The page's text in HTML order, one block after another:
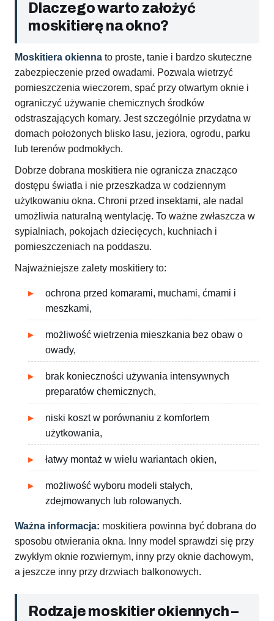
Dlaczego warto założyć
moskitierę na okno?
Moskitiera okienna to proste, tanie i bardzo skuteczne
zabezpieczenie przed owadami. Pozwala wietrzyć
pomieszczenia wieczorem, spać przy otwartym oknie i
ograniczyć używanie chemicznych środków
odstraszających komary. Jest szczególnie przydatna w
domach położonych blisko lasu, jeziora, ogrodu, parku
lub terenów podmokłych.
Dobrze dobrana moskitiera nie ogranicza znacząco
dostępu światła i nie przeszkadza w codziennym
użytkowaniu okna. Chroni przed insektami, ale nadal
umożliwia naturalną wentylację. To ważne zwłaszcza w
sypialniach, pokojach dziecięcych, kuchniach i
pomieszczeniach na poddaszu.
Najważniejsze zalety moskitiery to:
ochrona przed komarami, muchami, ćmami i
meszkami,
możliwość wietrzenia mieszkania bez obaw o
owady,
brak konieczności używania intensywnych
preparatów chemicznych,
niski koszt w porównaniu z komfortem
użytkowania,
łatwy montaż w wielu wariantach okien,
możliwość wyboru modeli stałych,
zdejmowanych lub rolowanych.
Ważna informacja: moskitiera powinna być dobrana do
sposobu otwierania okna. Inny model sprawdzi się przy
zwykłym oknie rozwiernym, inny przy oknie dachowym,
a jeszcze inny przy drzwiach balkonowych.
Rodzaje moskitier okiennych –